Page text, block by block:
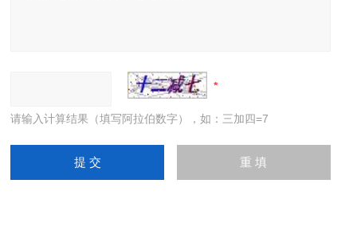
请输入计算结果（填写阿拉伯数字），如：三加四=7